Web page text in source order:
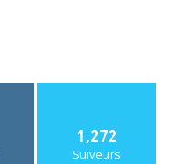
1,272
Suiveurs